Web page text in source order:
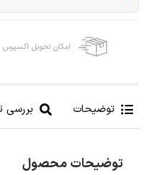
امکان تحویل اکسپرس
توضیحات
توضیحات محصول